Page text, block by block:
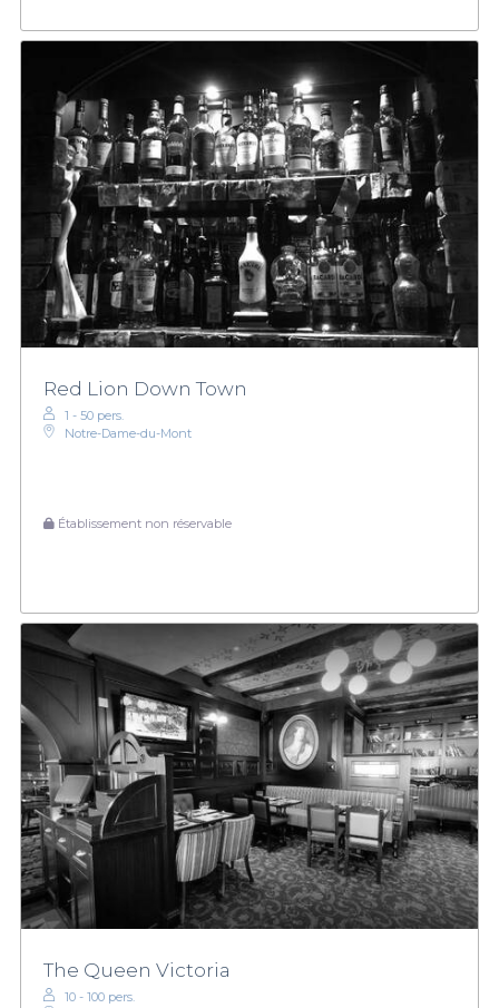
Red Lion Down Town
1 - 50 pers.
Notre-Dame-du-Mont
Établissement non réservable
The Queen Victoria
10 - 100 pers.